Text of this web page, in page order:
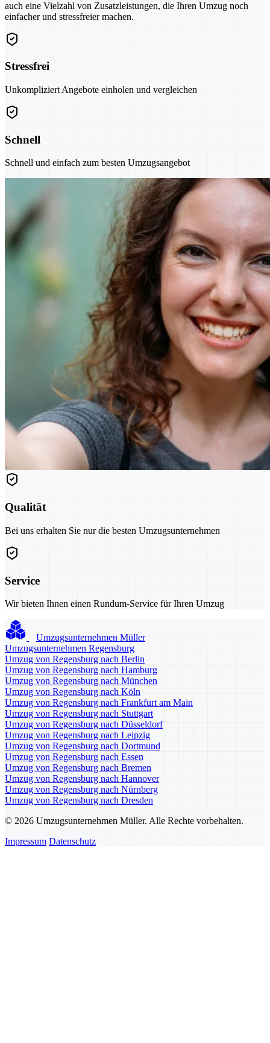
auch eine Vielzahl von Zusatzleistungen, die Ihren Umzug noch
einfacher und stressfreier machen.
Stressfrei
Unkompliziert Angebote einholen und vergleichen
Schnell
Schnell und einfach zum besten Umzugsangebot
Qualität
Bei uns erhalten Sie nur die besten Umzugsunternehmen
Service
Wir bieten Ihnen einen Rundum-Service für Ihren Umzug
Umzugsunternehmen Müller
Umzugsunternehmen Regensburg
Umzug von Regensburg nach Berlin
Umzug von Regensburg nach Hamburg
Umzug von Regensburg nach München
Umzug von Regensburg nach Köln
Umzug von Regensburg nach Frankfurt am Main
Umzug von Regensburg nach Stuttgart
Umzug von Regensburg nach Düsseldorf
Umzug von Regensburg nach Leipzig
Umzug von Regensburg nach Dortmund
Umzug von Regensburg nach Essen
Umzug von Regensburg nach Bremen
Umzug von Regensburg nach Hannover
Umzug von Regensburg nach Nürnberg
Umzug von Regensburg nach Dresden
© 2026 Umzugsunternehmen Müller. Alle Rechte vorbehalten.
Impressum Datenschutz